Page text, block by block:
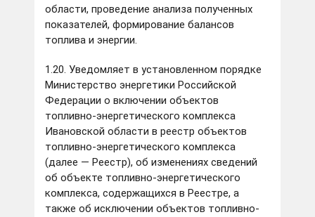
области, проведение анализа полученных
показателей, формирование балансов
топлива и энергии.
1.20. Уведомляет в установленном порядке
Министерство энергетики Российской
Федерации о включении объектов
топливно-энергетического комплекса
Ивановской области в реестр объектов
топливно-энергетического комплекса
(далее — Реестр), об изменениях сведений
об объекте топливно-энергетического
комплекса, содержащихся в Реестре, а
также об исключении объектов топливно-